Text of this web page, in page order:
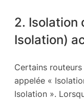
2. Isolation
Isolation)
Certains
appelée «
Isolation ».